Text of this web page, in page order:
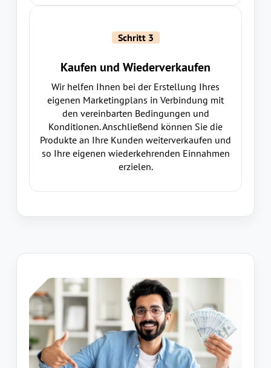
Schritt 3
Kaufen und Wiederverkaufen
Wir helfen Ihnen bei der Erstellung Ihres
eigenen Marketingplans in Verbindung mit
den vereinbarten Bedingungen und
Konditionen. Anschließend können Sie die
Produkte an Ihre Kunden weiterverkaufen und
so Ihre eigenen wiederkehrenden Einnahmen
erzielen.